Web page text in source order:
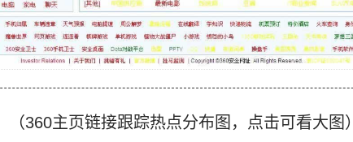
（360主页链接跟踪热点分布图，点击可看大图）